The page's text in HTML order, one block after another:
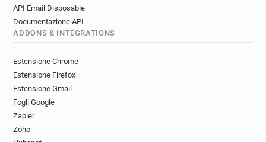
API Email Disposable
Documentazione API
ADDONS & INTEGRATIONS
Estensione Chrome
Estensione Firefox
Estensione Gmail
Fogli Google
Zapier
Zoho